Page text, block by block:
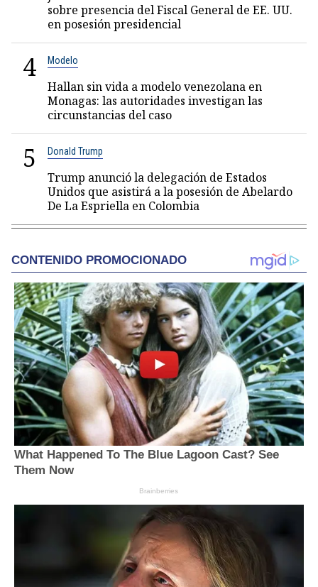
sobre presencia del Fiscal General de EE. UU.
en posesión presidencial
4 Modelo
Hallan sin vida a modelo venezolana en
Monagas: las autoridades investigan las
circunstancias del caso
5 Donald Trump
Trump anunció la delegación de Estados
Unidos que asistirá a la posesión de Abelardo
De La Espriella en Colombia